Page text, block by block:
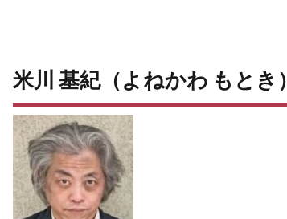
米川 基紀（よねかわ もとき）